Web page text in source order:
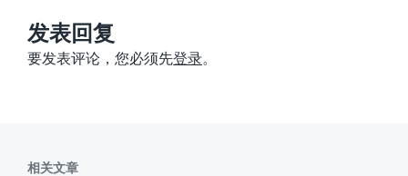
：
发表回复
要发表评论，您必须先登录。
相关文章